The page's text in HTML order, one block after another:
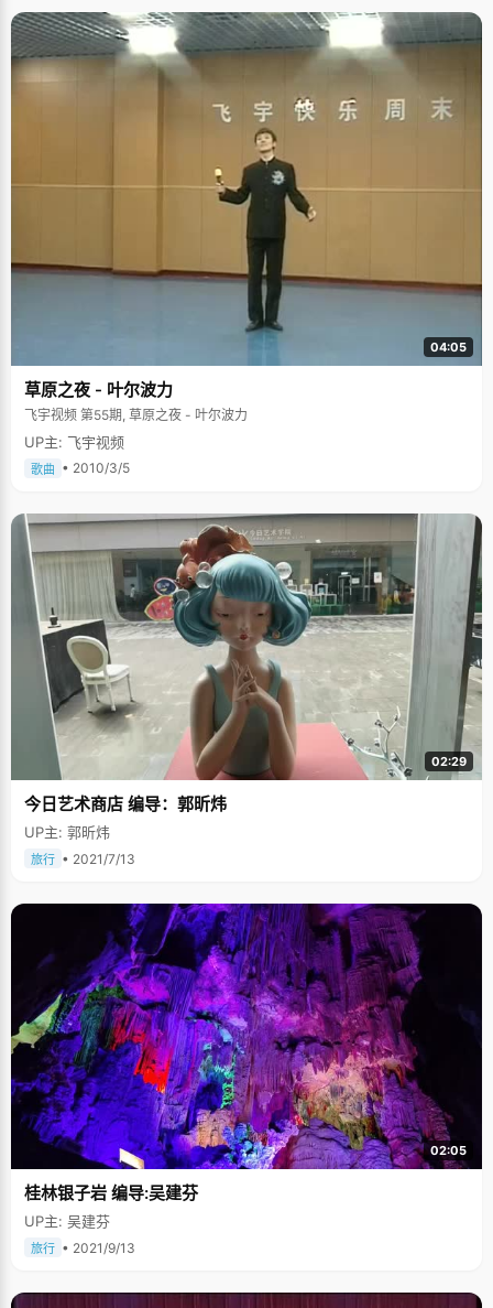
04:05
草原之夜 - 叶尔波力
飞宇视频 第55期, 草原之夜 - 叶尔波力
UP主: 飞宇视频
歌曲 • 2010/3/5
02:29
今日艺术商店 编导：郭昕炜
UP主: 郭昕炜
旅行 • 2021/7/13
02:05
桂林银子岩 编导:吴建芬
UP主: 吴建芬
旅行 • 2021/9/13